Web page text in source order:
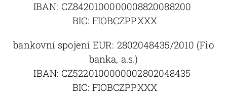
IBAN: CZ8420100000008820088200
BIC: FIOBCZPPXXX
bankovní spojení EUR: 2802048435/2010 (Fio
banka, a.s.)
IBAN: CZ5220100000002802048435
BIC: FIOBCZPPXXX